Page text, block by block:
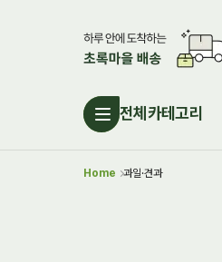
전체카테고리
Home 과일·견과